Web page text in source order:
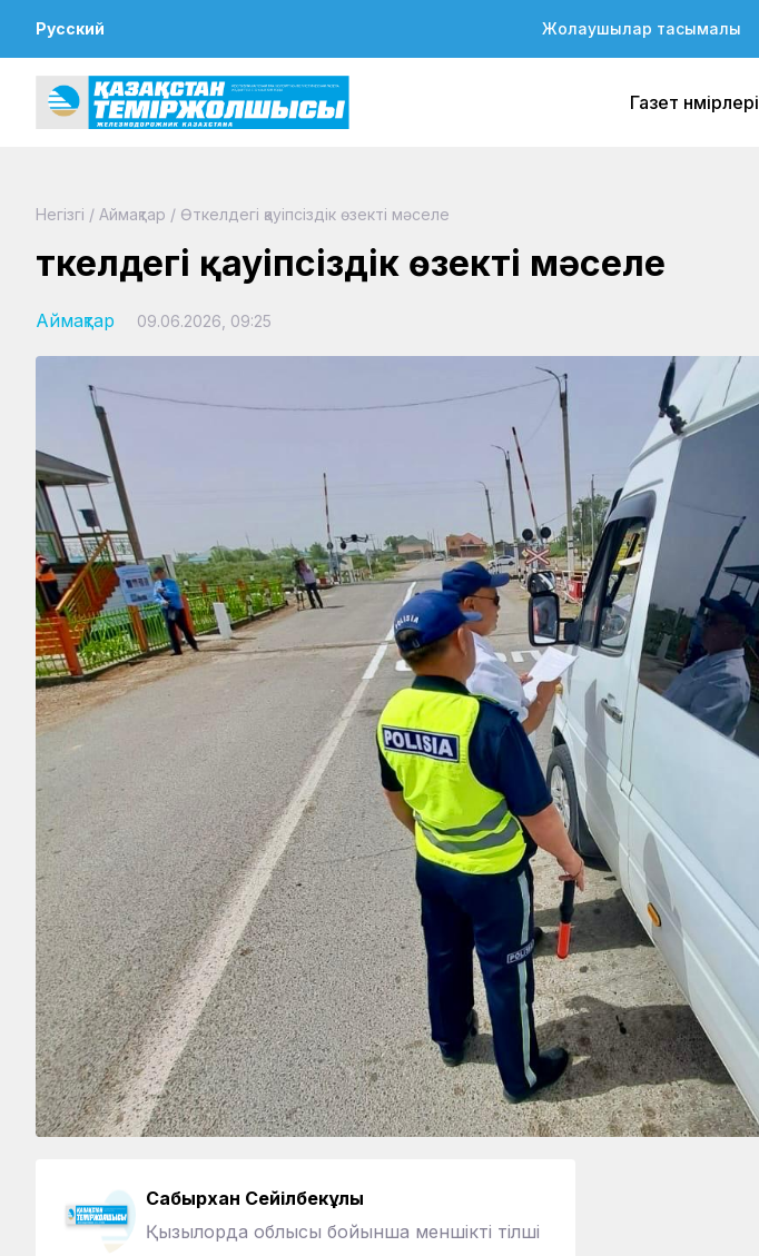
Русский Жолаушылар тасымалы
Газет нөмірлері
Негізгі / Аймақтар / Өткелдегі қауіпсіздік өзекті мәселе
Өткелдегі қауіпсіздік өзекті мәселе
Аймақтар 09.06.2026, 09:25
Сабырхан Сейілбекұлы
Қызылорда облысы бойынша меншікті тілші